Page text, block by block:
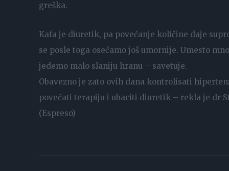
greška.
Kafa je diuretik, pa povećanje količine daje
se posle toga osećamo još umornije. Umesto
jedemo malo slaniju hranu – savetuje.
Obavezno je zato ovih dana kontrolisati
povećati terapiju i ubaciti diuretik – rekla je dr
(Espreso)